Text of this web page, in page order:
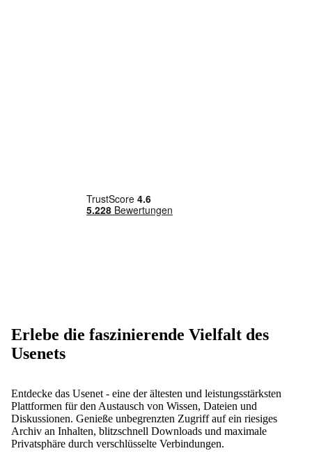
Erlebe die faszinierende Vielfalt des
Usenets
Entdecke das Usenet - eine der ältesten und leistungsstärksten
Plattformen für den Austausch von Wissen, Dateien und
Diskussionen. Genieße unbegrenzten Zugriff auf ein riesiges
Archiv an Inhalten, blitzschnell Downloads und maximale
Privatsphäre durch verschlüsselte Verbindungen.